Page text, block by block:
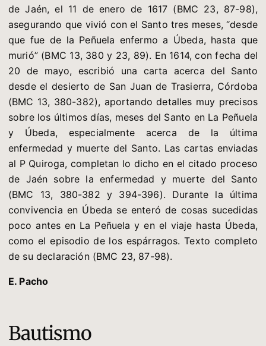
de Jaén, el 11 de enero de 1617 (BMC 23, 87-98),
asegurando que vivió con el Santo tres meses, “desde
que fue de la Peñuela enfermo a Úbeda, hasta que
murió” (BMC 13, 380 y 23, 89). En 1614, con fecha del
20 de mayo, escribió una carta acerca del Santo
desde el desierto de San Juan de Trasierra, Córdoba
(BMC 13, 380-382), aportando detalles muy precisos
sobre los últimos días, meses del Santo en La Peñuela
y Úbeda, especialmente acerca de la última
enfermedad y muerte del Santo. Las cartas enviadas
al P Quiroga, completan lo dicho en el citado proceso
de Jaén sobre la enfermedad y muerte del Santo
(BMC 13, 380-382 y 394-396). Durante la última
convivencia en Úbeda se enteró de cosas sucedidas
poco antes en La Peñuela y en el viaje hasta Úbeda,
como el episodio de los espárragos. Texto completo
de su declaración (BMC 23, 87-98).
E. Pacho
Bautismo